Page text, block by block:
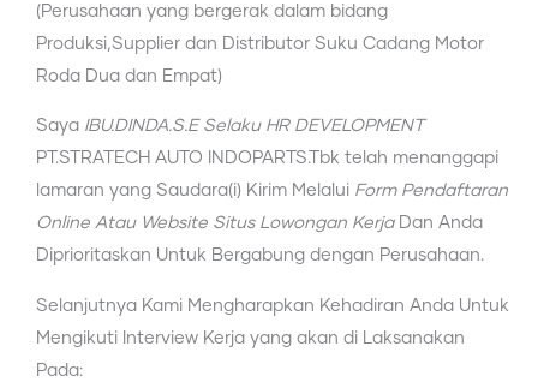
(Perusahaan yang bergerak dalam bidang
Produksi,Supplier dan Distributor Suku Cadang Motor
Roda Dua dan Empat)
Saya IBU.DINDA.S.E Selaku HR DEVELOPMENT
PT.STRATECH AUTO INDOPARTS.Tbk telah menanggapi
lamaran yang Saudara(i) Kirim Melalui Form Pendaftaran
Online Atau Website Situs Lowongan KerjaDan Anda
Diprioritaskan Untuk Bergabung dengan Perusahaan.
Selanjutnya Kami Mengharapkan Kehadiran Anda Untuk
Mengikuti Interview Kerja yang akan di Laksanakan
Pada: